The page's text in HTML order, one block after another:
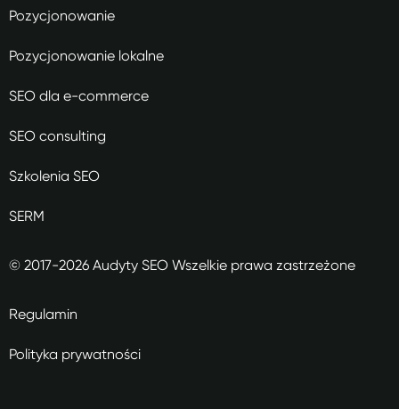
Pozycjonowanie
Pozycjonowanie lokalne
SEO dla e-commerce
SEO consulting
Szkolenia SEO
SERM
© 2017-2026 Audyty SEO Wszelkie prawa zastrzeżone
Regulamin
Polityka prywatności